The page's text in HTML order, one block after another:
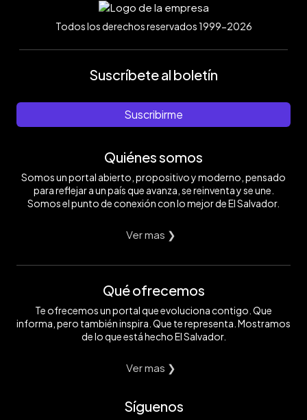
Todos los derechos reservados 1999-2026
Suscríbete al boletín
Suscribirme
Quiénes somos
Somos un portal abierto, propositivo y moderno, pensado
para reflejar a un país que avanza, se reinventa y se une.
Somos el punto de conexión con lo mejor de El Salvador.
Ver mas ❯
Qué ofrecemos
Te ofrecemos un portal que evoluciona contigo. Que
informa, pero también inspira. Que te representa. Mostramos
de lo que está hecho El Salvador.
Ver mas ❯
Síguenos